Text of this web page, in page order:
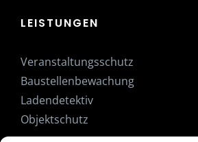
LEISTUNGEN
Veranstaltungsschutz
Baustellenbewachung
Ladendetektiv
Objektschutz